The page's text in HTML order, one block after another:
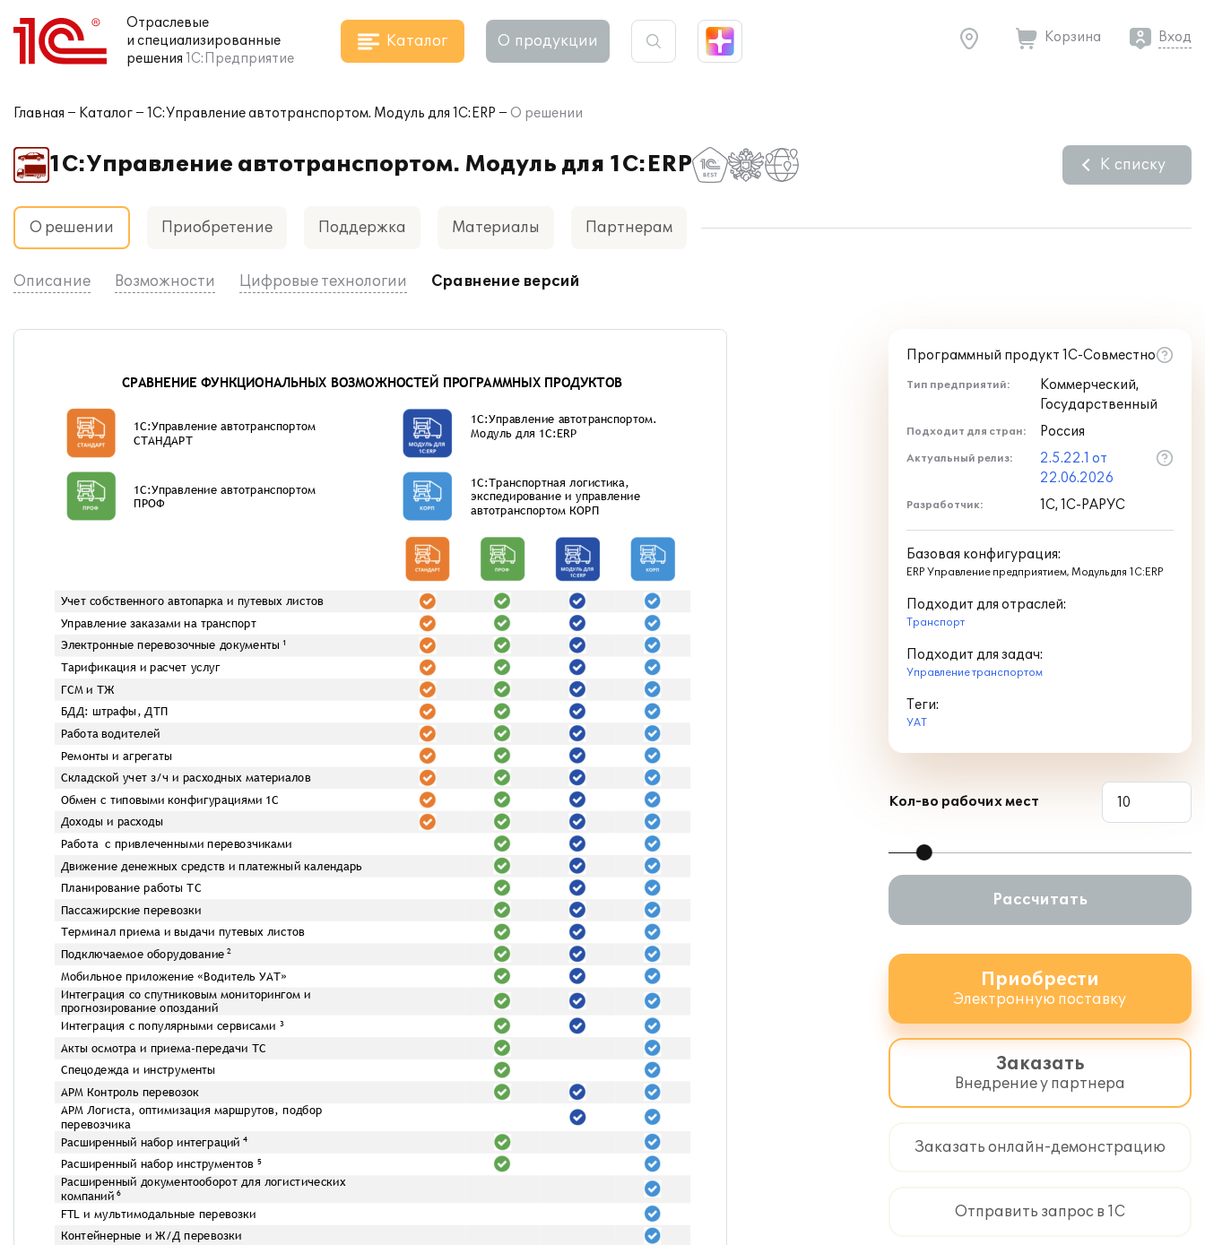
Отраслевые
и специализированные
решения 1С:Предприятие
Каталог О продукции Корзина Вход
Главная Каталог 1С:Управление автотранспортом. Модуль для 1С:ERP О решении
1С:Управление автотранспортом. Модуль для 1С:ERP К списку
О решении Приобретение Поддержка Материалы Партнерам
Описание Возможности Цифровые технологии Сравнение версий
Программный продукт 1С-Совместно
Тип предприятий:
Коммерческий,
Государственный
Подходит для стран: Россия
Актуальный релиз:
2.5.22.1 от
22.06.2026
Разработчик: 1С, 1С-РАРУС
Базовая конфигурация:
ERP Управление предприятием, Модуль для 1С:ERP
Подходит для отраслей:
Транспорт
Подходит для задач:
Управление транспортом
Теги:
УАТ
Кол-во рабочих мест
Рассчитать
Приобрести
Электронную поставку
Заказать
Внедрение у партнера
Заказать онлайн-демонстрацию
Отправить запрос в 1С